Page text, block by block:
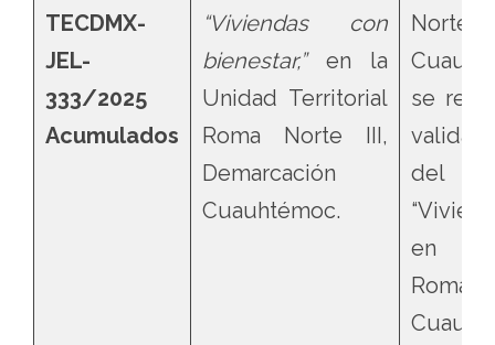
TECDMX-
JEL-
333/2025
Acumulados
“Viviendas con
bienestar,”en la
Unidad Territorial
Roma Norte III,
Demarcación
Cuauhtémoc.
Norte
se
del
en la
Roma